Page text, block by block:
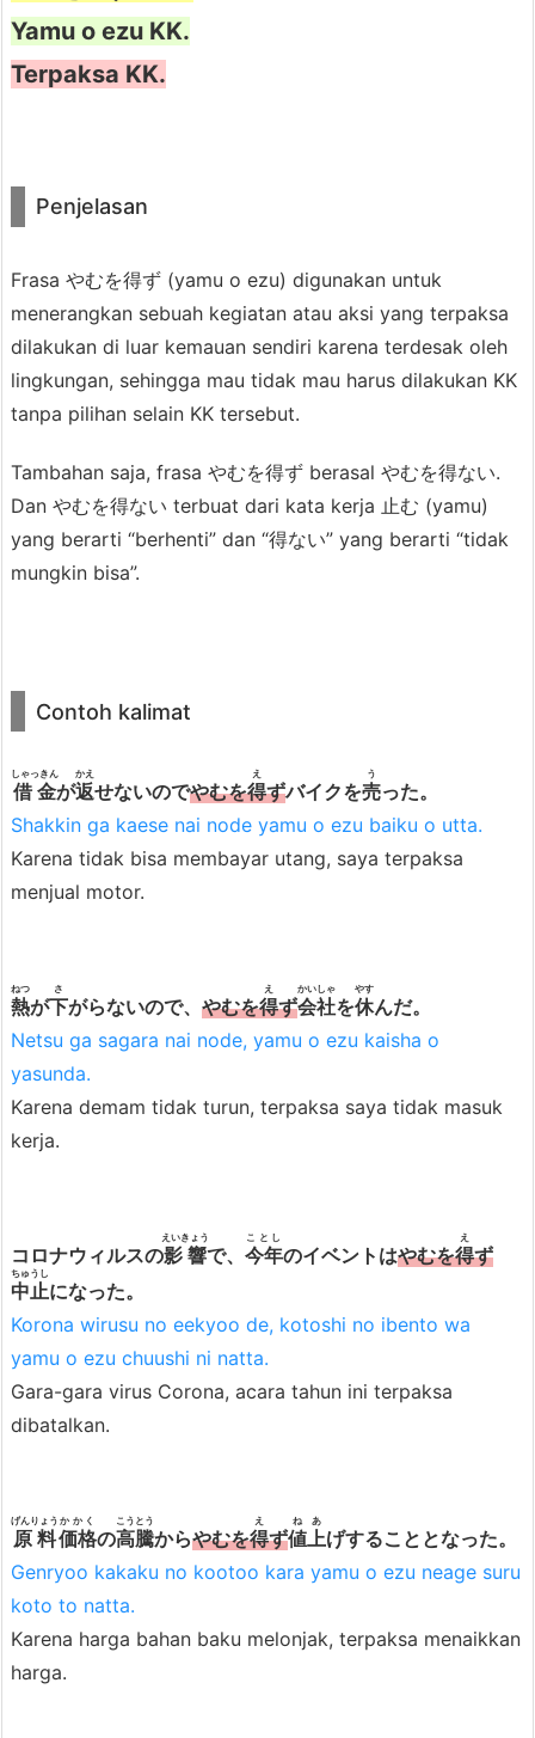
Aaah, itu mah terpaksa aja, soalnya
Ken bilang pengen beliin baju
buatku bagaimanapun.
Haa? Aku kan diancam dan disuruh
belikan. Malah aku yangterpaksa
loh.
Maaf.
Yamu o ezu KK.
Terpaksa KK.
Penjelasan
Frasa やむを得ず (yamu o ezu) digunakan untuk
menerangkan sebuah kegiatan atau aksi yang terpaksa
dilakukan di luar kemauan sendiri karena terdesak oleh
lingkungan, sehingga mau tidak mau harus dilakukan KK
tanpa pilihan selain KK tersebut.
Tambahan saja, frasa やむを得ず berasal やむを得ない.
Dan やむを得ない terbuat dari kata kerja 止む (yamu)
yang berarti “berhenti” dan “得ない” yang berarti “tidak
mungkin bisa”.
Contoh kalimat
借金
しゃっきん
が返
かえ
せないのでやむを得
え
ずバイクを売
う
った。
Shakkin ga kaese nai node yamu o ezu baiku o utta.
Karena tidak bisa membayar utang, saya terpaksa
menjual motor.
熱
ねつ
が下
さ
がらないので、 やむを得
え
ず会社
かいしゃ
を休
やす
んだ。
Netsu ga sagara nai node, yamu o ezu kaisha o
yasunda.
Karena demam tidak turun, terpaksa saya tidak masuk
kerja.
コロナウィルスの影響
えいきょう
で、 今年
ことし
のイベントはやむを得
え
ず
中止
ちゅうし
になった。
Korona wirusu no eekyoo de, kotoshi no ibento wa
yamu o ezu chuushi ni natta.
Gara-gara virus Corona, acara tahun ini terpaksa
dibatalkan.
原料
げんりょう
価格
かかく
の高騰
こうとう
からやむを得
え
ず値上
ねあ
げすることとなった。
Genryoo kakaku no kootoo kara yamu o ezu neage suru
koto to natta.
Karena harga bahan baku melonjak, terpaksa menaikkan
harga.